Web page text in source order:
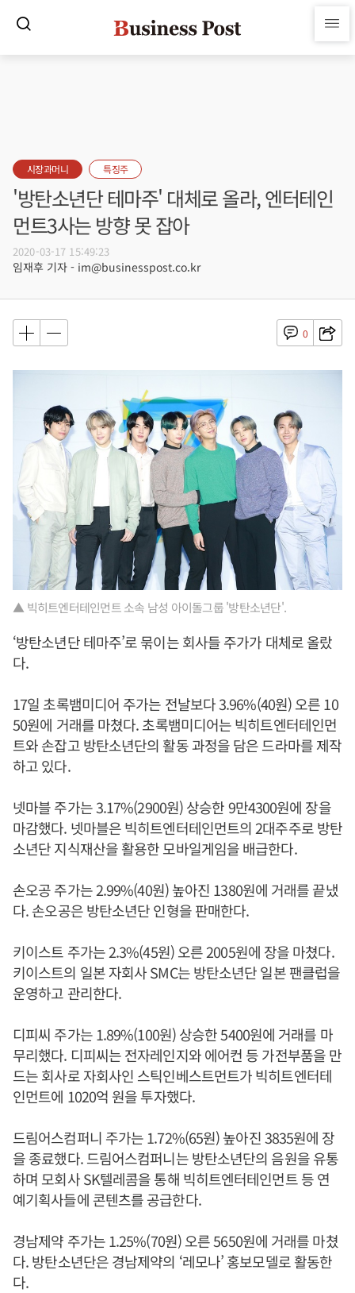
시장과머니 특징주
'방탄소년단 테마주' 대체로 올라, 엔터테인
먼트3사는 방향 못 잡아
2020-03-17 15:49:23
임재후 기자 - im@businesspost.co.kr
0
▲ 빅히트엔터테인먼트 소속 남성 아이돌그룹 '방탄소년단'.
‘방탄소년단 테마주’로 묶이는 회사들 주가가 대체로 올랐
다.
17일 초록뱀미디어 주가는 전날보다 3.96%(40원) 오른 10
50원에 거래를 마쳤다. 초록뱀미디어는 빅히트엔터테인먼
트와 손잡고 방탄소년단의 활동 과정을 담은 드라마를 제작
하고 있다.
넷마블 주가는 3.17%(2900원) 상승한 9만4300원에 장을
마감했다. 넷마블은 빅히트엔터테인먼트의 2대주주로 방탄
소년단 지식재산을 활용한 모바일게임을 배급한다.
손오공 주가는 2.99%(40원) 높아진 1380원에 거래를 끝냈
다. 손오공은 방탄소년단 인형을 판매한다.
키이스트 주가는 2.3%(45원) 오른 2005원에 장을 마쳤다.
키이스트의 일본 자회사 SMC는 방탄소년단 일본 팬클럽을
운영하고 관리한다.
디피씨 주가는 1.89%(100원) 상승한 5400원에 거래를 마
무리했다. 디피씨는 전자레인지와 에어컨 등 가전부품을 만
드는 회사로 자회사인 스틱인베스트먼트가 빅히트엔터테
인먼트에 1020억 원을 투자했다.
드림어스컴퍼니 주가는 1.72%(65원) 높아진 3835원에 장
을 종료했다. 드림어스컴퍼니는 방탄소년단의 음원을 유통
하며 모회사 SK텔레콤을 통해 빅히트엔터테인먼트 등 연
예기획사들에 콘텐츠를 공급한다.
경남제약 주가는 1.25%(70원) 오른 5650원에 거래를 마쳤
다. 방탄소년단은 경남제약의 ‘레모나’ 홍보모델로 활동한
다.